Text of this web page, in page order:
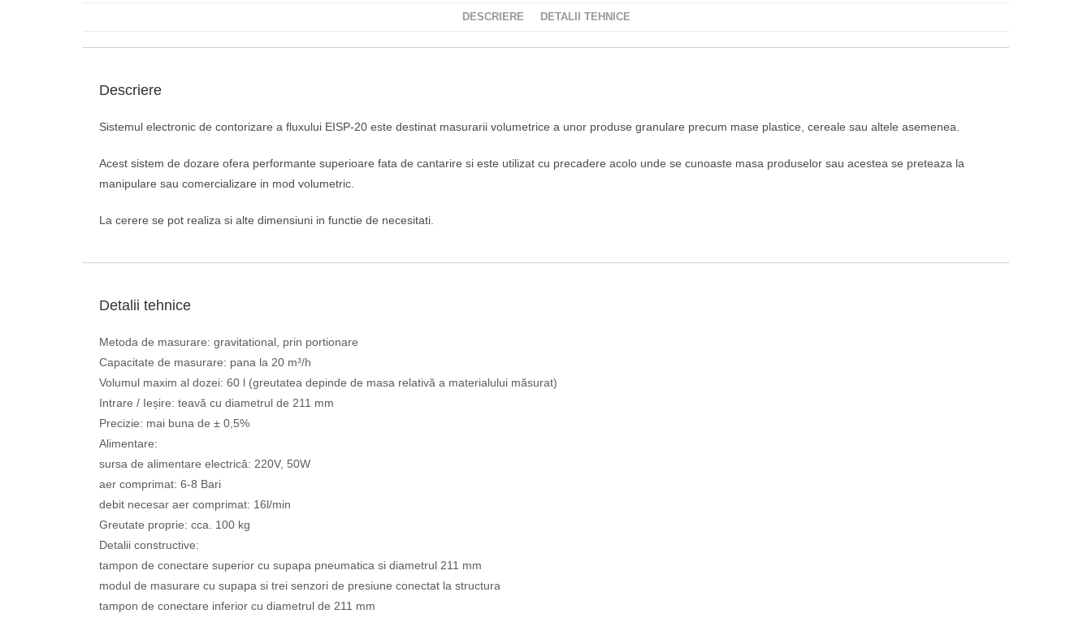
DESCRIERE DETALII TEHNICE
Descriere
Sistemul electronic de contorizare a fluxului EISP-20 este destinat masurarii volumetrice a unor produse granulare precum mase plastice, cereale sau altele asemenea.
Acest sistem de dozare ofera performante superioare fata de cantarire si este utilizat cu precadere acolo unde se cunoaste masa produselor sau acestea se preteaza la
manipulare sau comercializare in mod volumetric.
La cerere se pot realiza si alte dimensiuni in functie de necesitati.
Detalii tehnice
Metoda de masurare: gravitational, prin portionare
Capacitate de masurare: pana la 20 m³/h
Volumul maxim al dozei: 60 l (greutatea depinde de masa relativă a materialului măsurat)
Intrare / Ieșire: teavă cu diametrul de 211 mm
Precizie: mai buna de ± 0,5%
Alimentare:
sursa de alimentare electrică: 220V, 50W
aer comprimat: 6-8 Bari
debit necesar aer comprimat: 16l/min
Greutate proprie: cca. 100 kg
Detalii constructive:
tampon de conectare superior cu supapa pneumatica si diametrul 211 mm
modul de masurare cu supapa si trei senzori de presiune conectat la structura
tampon de conectare inferior cu diametrul de 211 mm